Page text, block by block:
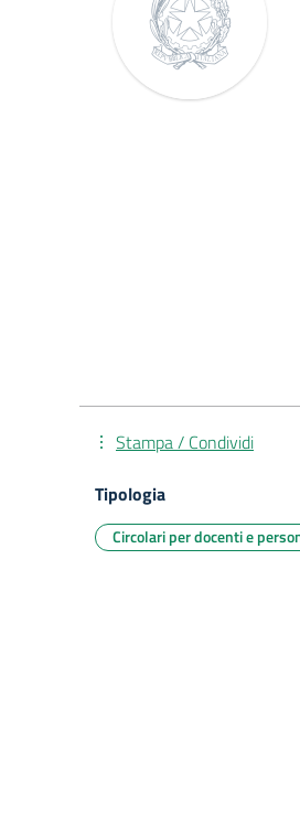
Stampa / Condividi
Tipologia
Circolari per docenti e